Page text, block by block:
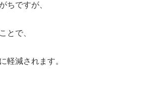
ちですが、
とで、
軽減されます。